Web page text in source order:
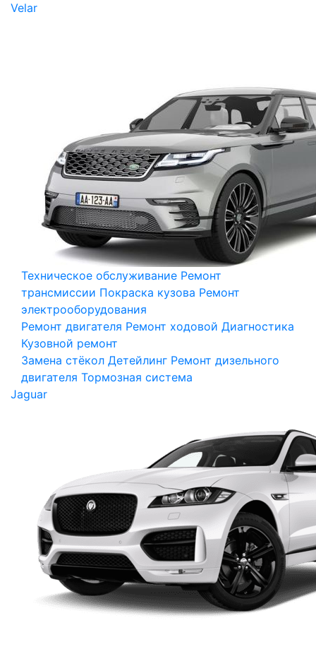
Velar
Техническое обслуживание Ремонт
трансмиссии Покраска кузова Ремонт
электрооборудования
Ремонт двигателя Ремонт ходовой Диагностика
Кузовной ремонт
Замена стёкол Детейлинг Ремонт дизельного
двигателя Тормозная система
Jaguar